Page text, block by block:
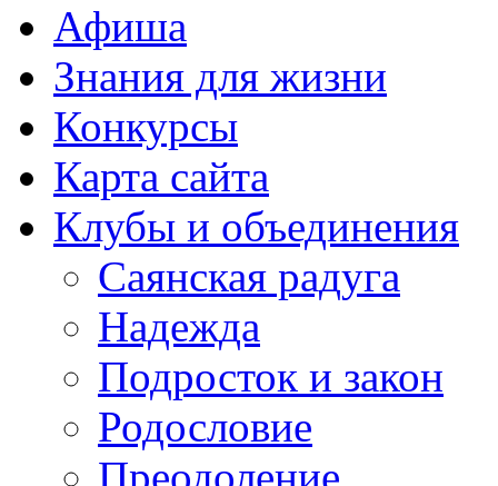
Афиша
Знания для жизни
Конкурсы
Карта сайта
Клубы и объединения
Саянская радуга
Надежда
Подросток и закон
Родословие
Преодоление